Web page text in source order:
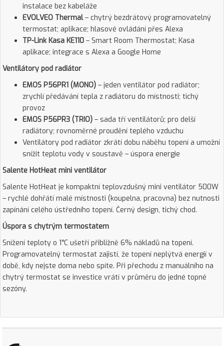
instalace bez kabeláže
EVOLVEO Thermal– chytrý bezdrátový programovatelný
termostat; aplikace; hlasové ovládání přes Alexa
TP-Link Kasa KE110 – Smart Room Thermostat; Kasa
aplikace; integrace s Alexa a Google Home
Ventilátory pod radiátor
EMOS P56PR1 (MONO) – jeden ventilátor pod radiátor;
zrychlí předávání tepla z radiátoru do místnosti; tichý
provoz
EMOS P56PR3 (TRIO) – sada tří ventilátorů; pro delší
radiátory; rovnoměrné proudění teplého vzduchu
Ventilátory pod radiátor zkrátí dobu náběhu topení a umožní
snížit teplotu vody v soustavě – úspora energie
Salente HotHeat mini ventilátor
Salente HotHeat je kompaktní teplovzdušný mini ventilátor 500W
– rychlé dohřátí malé místnosti (koupelna, pracovna) bez nutnosti
zapínání celého ústředního topení. Černý design, tichý chod.
Úspora s chytrým termostatem
Snížení teploty o 1°C ušetří přibližně 6% nákladů na topení.
Programovatelný termostat zajistí, že topení neplýtvá energií v
době, kdy nejste doma nebo spíte. Při přechodu z manuálního na
chytrý termostat se investice vrátí v průměru do jedné topné
sezóny.